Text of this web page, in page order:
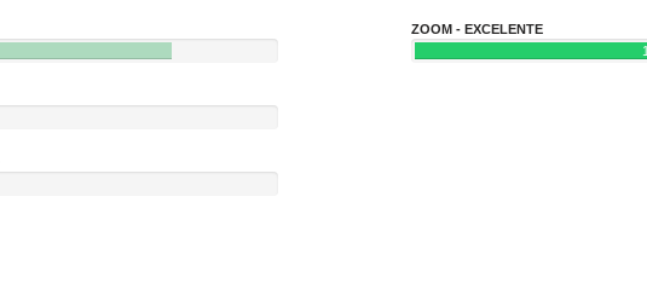
ZOOM - EXCELENTE